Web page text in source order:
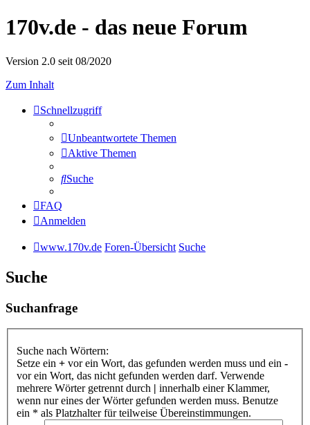
170v.de - das neue Forum
Version 2.0 seit 08/2020
Zum Inhalt
Schnellzugriff
Unbeantwortete Themen
Aktive Themen
Suche
FAQ
Anmelden
www.170v.de Foren-Übersicht Suche
Suche
Suchanfrage
Suche nach Wörtern:
Setze ein + vor ein Wort, das gefunden werden muss und ein -
vor ein Wort, das nicht gefunden werden darf. Verwende
mehrere Wörter getrennt durch | innerhalb einer Klammer,
wenn nur eines der Wörter gefunden werden muss. Benutze
ein * als Platzhalter für teilweise Übereinstimmungen.